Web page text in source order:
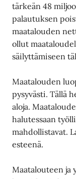
tärkeän 48
palautuksen
maatalouden
ollut
säilyttämiseen
Maatalouden
pysyvästi. Tällä
aloja.
halutessaan
mahdollistavat.
esteenä.
Maatalouteen